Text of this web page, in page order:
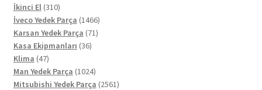
İkinci El 310310
ürün
İveco Yedek Parça 14661466
ürün
Karsan Yedek Parça 7171
Kasa Ekipmanları 3636
Klima 4747
ürün
Man Yedek Parça 10241024
ürün
Mitsubishi Yedek Parça 25612561